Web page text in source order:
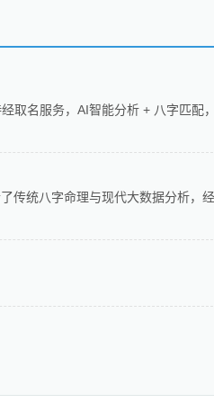
取名服务，AI智能分析 + 八字匹配
传统八字命理与现代大数据分析，